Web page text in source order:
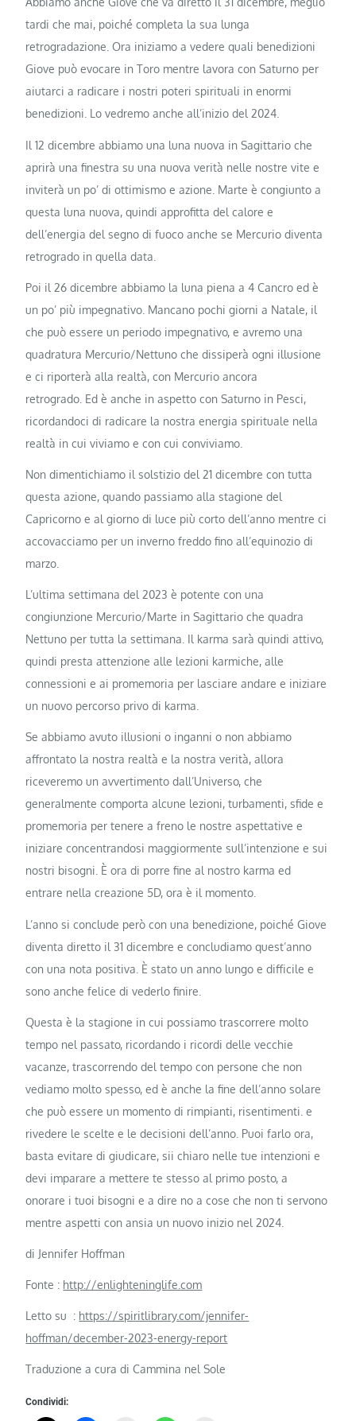
tardi che mai, poiché completa la sua lunga
retrogradazione. Ora iniziamo a vedere quali benedizioni
Giove può evocare in Toro mentre lavora con Saturno per
aiutarci a radicare i nostri poteri spirituali in enormi
benedizioni. Lo vedremo anche all’inizio del 2024.
Il 12 dicembre abbiamo una luna nuova in Sagittario che
aprirà una finestra su una nuova verità nelle nostre vite e
inviterà un po’ di ottimismo e azione. Marte è congiunto a
questa luna nuova, quindi approfitta del calore e
dell’energia del segno di fuoco anche se Mercurio diventa
retrogrado in quella data.
Poi il 26 dicembre abbiamo la luna piena a 4 Cancro ed è
un po’ più impegnativo. Mancano pochi giorni a Natale, il
che può essere un periodo impegnativo, e avremo una
quadratura Mercurio/Nettuno che dissiperà ogni illusione
e ci riporterà alla realtà, con Mercurio ancora
retrogrado. Ed è anche in aspetto con Saturno in Pesci,
ricordandoci di radicare la nostra energia spirituale nella
realtà in cui viviamo e con cui conviviamo.
Non dimentichiamo il solstizio del 21 dicembre con tutta
questa azione, quando passiamo alla stagione del
Capricorno e al giorno di luce più corto dell’anno mentre ci
accovacciamo per un inverno freddo fino all’equinozio di
marzo.
L’ultima settimana del 2023 è potente con una
congiunzione Mercurio/Marte in Sagittario che quadra
Nettuno per tutta la settimana. Il karma sarà quindi attivo,
quindi presta attenzione alle lezioni karmiche, alle
connessioni e ai promemoria per lasciare andare e iniziare
un nuovo percorso privo di karma.
Se abbiamo avuto illusioni o inganni o non abbiamo
affrontato la nostra realtà e la nostra verità, allora
riceveremo un avvertimento dall’Universo, che
generalmente comporta alcune lezioni, turbamenti, sfide e
promemoria per tenere a freno le nostre aspettative e
iniziare concentrandosi maggiormente sull’intenzione e sui
nostri bisogni. È ora di porre fine al nostro karma ed
entrare nella creazione 5D, ora è il momento.
L’anno si conclude però con una benedizione, poiché Giove
diventa diretto il 31 dicembre e concludiamo quest’anno
con una nota positiva. È stato un anno lungo e difficile e
sono anche felice di vederlo finire.
Questa è la stagione in cui possiamo trascorrere molto
tempo nel passato, ricordando i ricordi delle vecchie
vacanze, trascorrendo del tempo con persone che non
vediamo molto spesso, ed è anche la fine dell’anno solare
che può essere un momento di rimpianti, risentimenti. e
rivedere le scelte e le decisioni dell’anno. Puoi farlo ora,
basta evitare di giudicare, sii chiaro nelle tue intenzioni e
devi imparare a mettere te stesso al primo posto, a
onorare i tuoi bisogni e a dire no a cose che non ti servono
mentre aspetti con ansia un nuovo inizio nel 2024.
di Jennifer Hoffman
Fonte : http://enlighteninglife.com
Letto su : https://spiritlibrary.com/jennifer-
hoffman/december-2023-energy-report
Traduzione a cura di Cammina nel Sole
Condividi: